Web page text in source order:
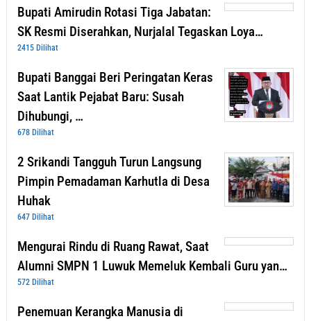
Bupati Amirudin Rotasi Tiga Jabatan:
SK Resmi Diserahkan, Nurjalal Tegaskan Loya…
2415 Dilihat
Bupati Banggai Beri Peringatan Keras
Saat Lantik Pejabat Baru: Susah
Dihubungi, …
678 Dilihat
2 Srikandi Tangguh Turun Langsung
Pimpin Pemadaman Karhutla di Desa
Huhak
647 Dilihat
Mengurai Rindu di Ruang Rawat, Saat
Alumni SMPN 1 Luwuk Memeluk Kembali Guru yan…
572 Dilihat
Penemuan Kerangka Manusia di